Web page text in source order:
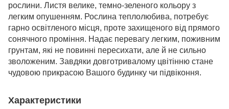
рослини. Листя велике, темно-зеленого кольору з
легким опушенням. Рослина теплолюбива, потребує
гарно освітленого місця, проте захищеного від прямого
сонячного проміння. Надає перевагу легким, поживним
грунтам, які не повинні пересихати, але й не сильно
зволоженим. Завдяки довготривалому цвітінню стане
чудовою прикрасою Вашого будинку чи підвіконня.
Характеристики